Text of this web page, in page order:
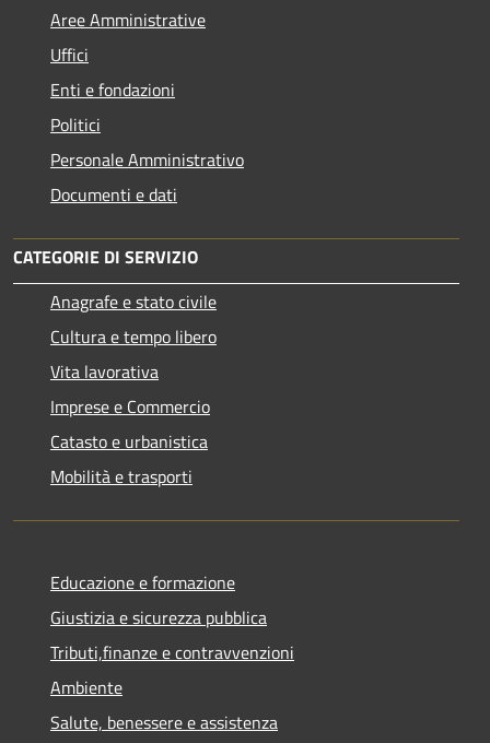
Aree Amministrative
Uffici
Enti e fondazioni
Politici
Personale Amministrativo
Documenti e dati
CATEGORIE DI SERVIZIO
Anagrafe e stato civile
Cultura e tempo libero
Vita lavorativa
Imprese e Commercio
Catasto e urbanistica
Mobilità e trasporti
Educazione e formazione
Giustizia e sicurezza pubblica
Tributi,finanze e contravvenzioni
Ambiente
Salute, benessere e assistenza